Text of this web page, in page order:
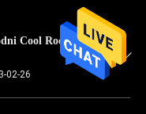
Cool Room
02-26